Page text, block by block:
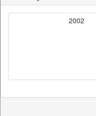
2002